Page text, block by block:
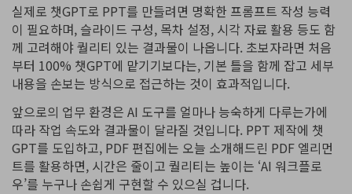
실제로 챗GPT로 PPT를 만들려면 명확한 프롬프트 작성 능력
이 필요하며, 슬라이드 구성, 목차 설정, 시각 자료 활용 등도 함
께 고려해야 퀄리티 있는 결과물이 나옵니다. 초보자라면 처음
부터 100% 챗GPT에 맡기기보다는, 기본 틀을 함께 잡고 세부
내용을 손보는 방식으로 접근하는 것이 효과적입니다.
앞으로의 업무 환경은 AI 도구를 얼마나 능숙하게 다루는가에
따라 작업 속도와 결과물이 달라질 것입니다. PPT 제작에 챗
GPT를 도입하고, PDF 편집에는 오늘 소개해드린 PDF 엘리먼
트를 활용하면, 시간은 줄이고 퀄리티는 높이는 ‘AI 워크플로
우’를 누구나 손쉽게 구현할 수 있으실 겁니다.